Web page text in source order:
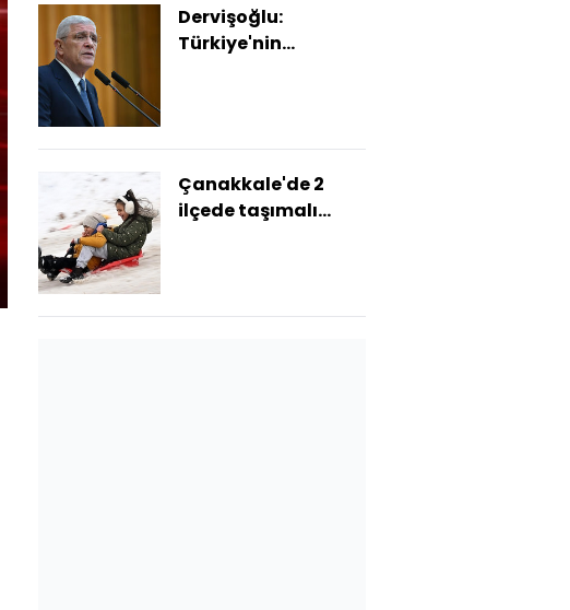
Dervişoğlu:
Türkiye'nin
Çanakkale'de 2
ilçede taşımalı